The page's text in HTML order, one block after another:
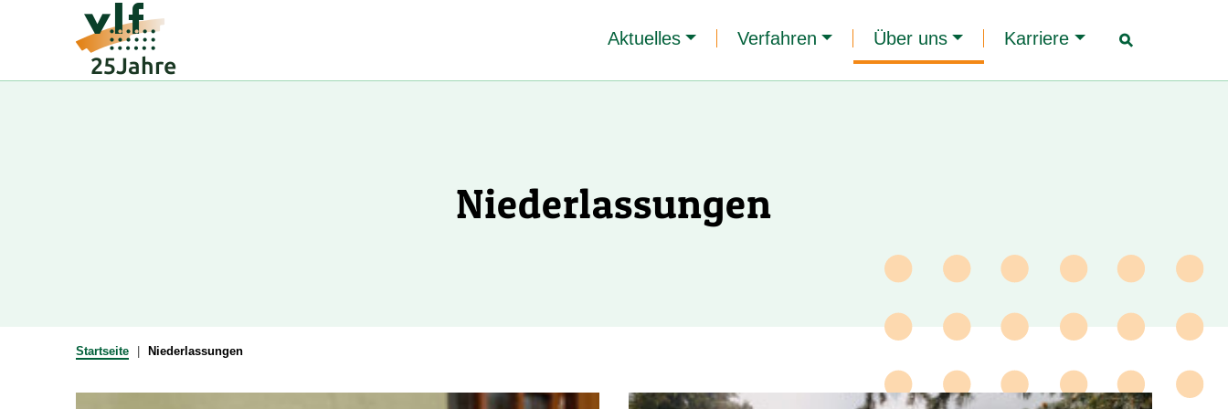
☌
Aktuelles Verfahren Über uns Karriere
Niederlassungen
Startseite Niederlassungen